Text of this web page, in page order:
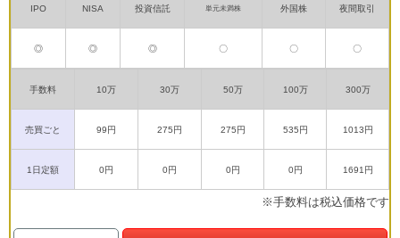
IPO NISA 投資信託 単元未満株 外国株 夜間取引
◎ ◎ ◎ 〇 〇 〇
手数料 10万 30万 50万 100万 300万
売買ごと 99円 275円 275円 535円 1013円
1日定額 0円 0円 0円 0円 1691円
※手数料は税込価格です